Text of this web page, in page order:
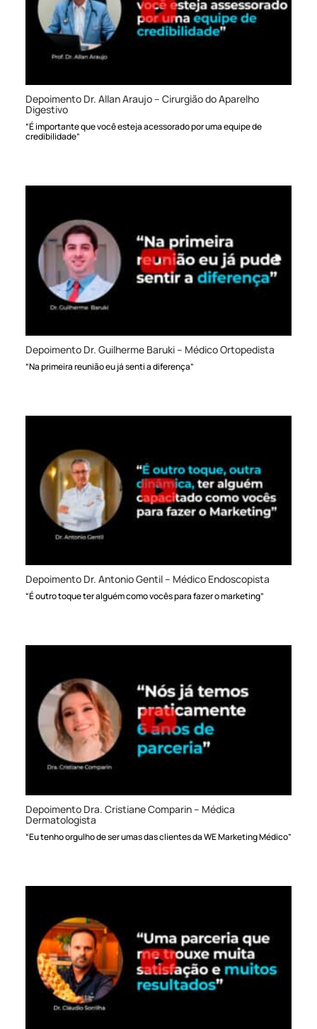
Depoimento Dr. Allan Araujo – Cirurgião do Aparelho
Digestivo
“É importante que você esteja acessorado por uma equipe de
credibilidade”
Depoimento Dr. Guilherme Baruki – Médico Ortopedista
“Na primeira reunião eu já senti a diferença”
Depoimento Dr. Antonio Gentil – Médico Endoscopista
“É outro toque ter alguém como vocês para fazer o marketing”
Depoimento Dra. Cristiane Comparin – Médica
Dermatologista
“Eu tenho orgulho de ser umas das clientes da WE Marketing Médico”